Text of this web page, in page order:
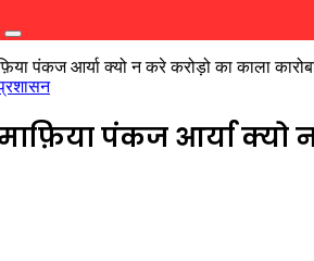
Search
पंकज आर्या क्यो न करे करोड़ो का काला
माफ़िया पंकज आर्या